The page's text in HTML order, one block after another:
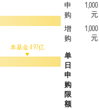
本基金 4.97亿
申
购
1,000
元
增
购
1,000
元
单
日
申
购
限
额